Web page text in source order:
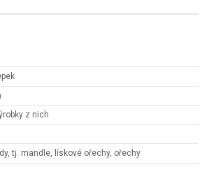
z nich
tj. mandle, lískové ořechy, ořechy